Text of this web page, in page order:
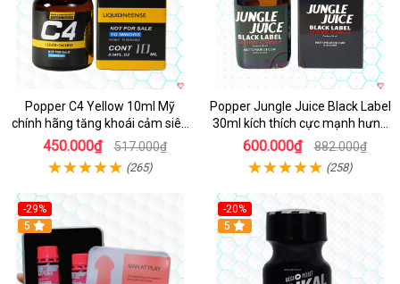
Popper C4 Yellow 10ml Mỹ
chính hãng tăng khoái cảm siêu
mạnh
450.000₫ 517.000₫
(265)
Popper Jungle Juice Black Label
30ml kích thích cực mạnh hưng
phấn
600.000₫ 882.000₫
(258)
-29%
5
-20%
5